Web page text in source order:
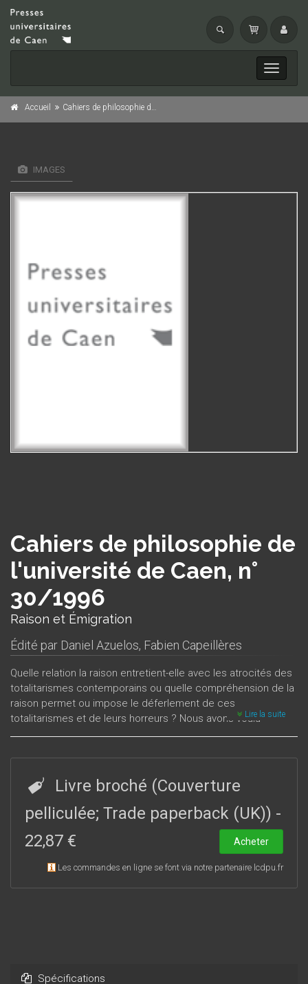
Toggle
Accueil Cahiers de philosophie de l'université de Caen, n° 30/1996
IMAGES
Cahiers de philosophie de
l'université de Caen, n°
30/1996
Raison et Émigration
Édité par Daniel Azuelos, Fabien Capeillères
Quelle relation la raison entretient-elle avec les atrocités des
totalitarismes contemporains ou quelle compréhension de la
raison permet ou impose le déferlement de ces
totalitarismes et de leurs horreurs ? Nous avons voulu
brosser ici un tableau général des réinterprétations de la
chronique de l’émigration des « intellectuels » fuyant le
nazisme mais de montrer dans quelle mesure leur
conception de la raison s’en est trouvée changée et les
modifications méthodologiques que cette émigration a
entraîné dans leurs œuvres.
Lire la suite
Livre broché (Couverture
pelliculée; Trade paperback (UK)) -
22,87 €
Acheter
Les commandes en ligne se font via notre partenaire lcdpu.fr
Spécifications